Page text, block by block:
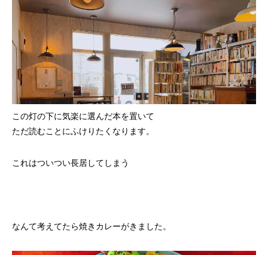
この灯の下に気楽に選んだ本を置いて
ただ読むことにふけりたくなります。
これはついつい長居してしまう
なんて考えてたら焼きカレーがきました。